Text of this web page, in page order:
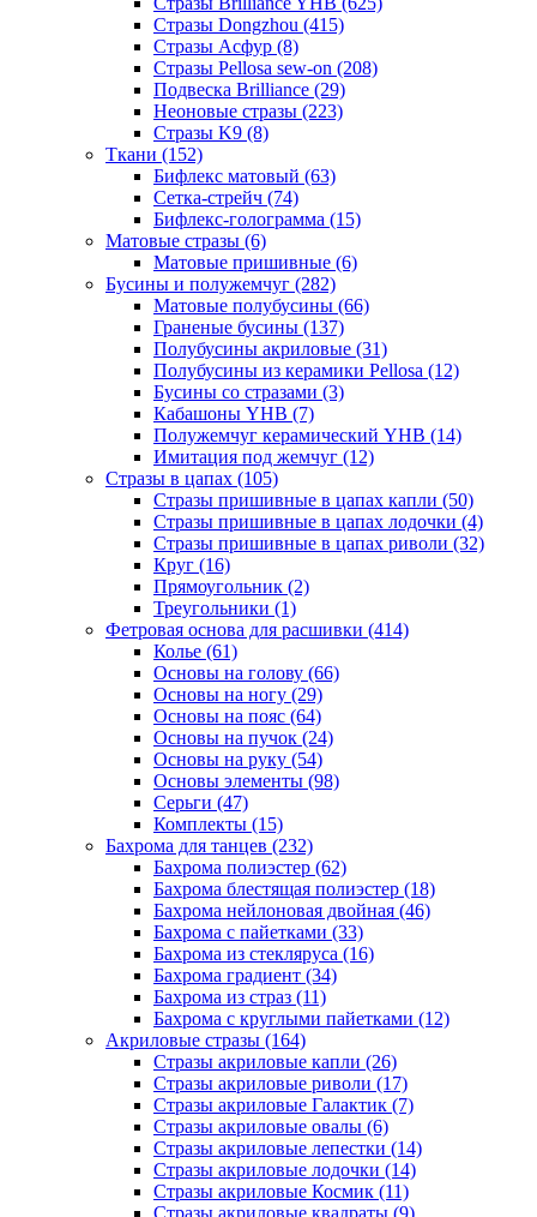
Стразы Dongzhou (415)
Стразы Асфур (8)
Стразы Pellosa sew-on (208)
Подвеска Brilliance (29)
Неоновые стразы (223)
Стразы K9 (8)
Ткани (152)
Бифлекс матовый (63)
Сетка-стрейч (74)
Бифлекс-голограмма (15)
Матовые стразы (6)
Матовые пришивные (6)
Бусины и полужемчуг (282)
Матовые полубусины (66)
Граненые бусины (137)
Полубусины акриловые (31)
Полубусины из керамики Pellosa (12)
Бусины со стразами (3)
Кабашоны YHB (7)
Полужемчуг керамический YHB (14)
Имитация под жемчуг (12)
Стразы в цапах (105)
Стразы пришивные в цапах капли (50)
Стразы пришивные в цапах лодочки (4)
Стразы пришивные в цапах риволи (32)
Круг (16)
Прямоугольник (2)
Треугольники (1)
Фетровая основа для расшивки (414)
Колье (61)
Основы на голову (66)
Основы на ногу (29)
Основы на пояс (64)
Основы на пучок (24)
Основы на руку (54)
Основы элементы (98)
Серьги (47)
Комплекты (15)
Бахрома для танцев (232)
Бахрома полиэстер (62)
Бахрома блестящая полиэстер (18)
Бахрома нейлоновая двойная (46)
Бахрома с пайетками (33)
Бахрома из стекляруса (16)
Бахрома градиент (34)
Бахрома из страз (11)
Бахрома с круглыми пайетками (12)
Акриловые стразы (164)
Стразы акриловые капли (26)
Стразы акриловые риволи (17)
Стразы акриловые Галактик (7)
Стразы акриловые овалы (6)
Стразы акриловые лепестки (14)
Стразы акриловые лодочки (14)
Стразы акриловые Космик (11)
Стразы акриловые квадраты (9)